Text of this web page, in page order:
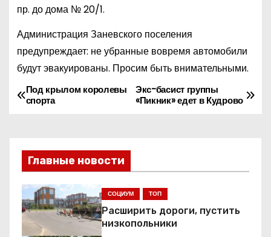
пр. до дома № 20/1.
Администрация Заневского поселения
предупреждает: не убранные вовремя автомобили
будут эвакуированы. Просим быть внимательными.
Н
в
и
г
а
Экс-басист группы
«Пикник» едет в Кудрово
Под крылом королевы
спорта
Главные новости
СОЦИУМ ТОП
Расширить дороги, пустить
низкопольники